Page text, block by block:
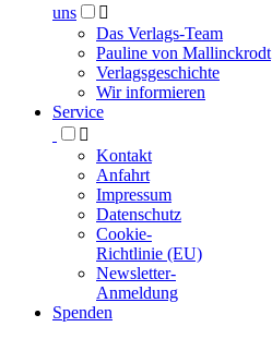
uns

Das Verlags-Team
Pauline von Mallinckrodt
Verlagsgeschichte
Wir informieren
Service

Kontakt
Anfahrt
Impressum
Datenschutz
Cookie-
Richtlinie (EU)
Newsletter-
Anmeldung
Spenden